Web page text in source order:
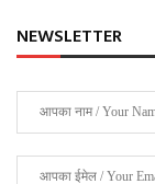
NEWSLETTER